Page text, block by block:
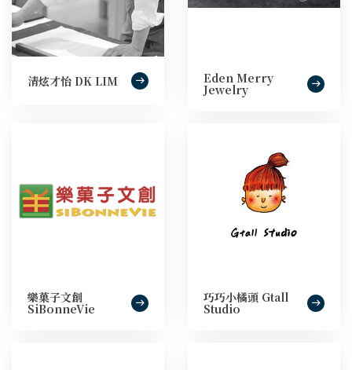
清炫才怡 DK LIM Eden Merry
Jewelry
樂菓子文創
SiBonneVie
巧巧小橘頭 Gtall
Studio